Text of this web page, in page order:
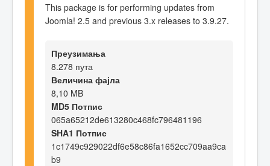
This package is for performing updates from
Joomla! 2.5 and previous 3.x releases to 3.9.27.
Преузимања
8.278 пута
Величина фајла
8,10 MB
MD5 Потпис
065a65212de613280c468fc796481196
SHA1 Потпис
1c1749c929022df6e58c86fa1652cc709aa9ca
b9